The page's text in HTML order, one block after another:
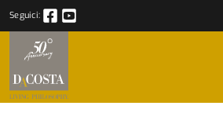
Seguici: